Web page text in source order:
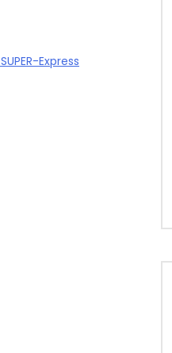
Express